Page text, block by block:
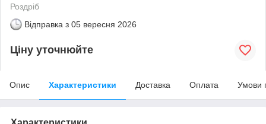
Роздріб
Відправка з 05 вересня 2026
Ціну уточнюйте
Опис Характеристики Доставка Оплата Умови